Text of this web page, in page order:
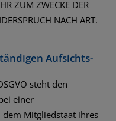
ZUM ZWECKE DER
NACH ART.
Aufsichts­
steht den
einer
Mitgliedstaat ihres